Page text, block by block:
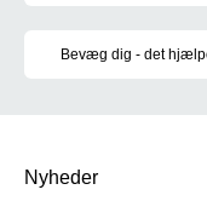
Bevæg dig - det
Nyheder